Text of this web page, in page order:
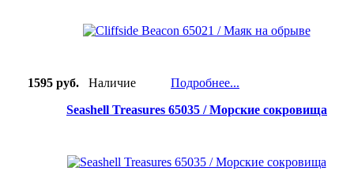
1595 руб. Наличие
Подробнее...
Seashell Treasures 65035 / Морские сокровища